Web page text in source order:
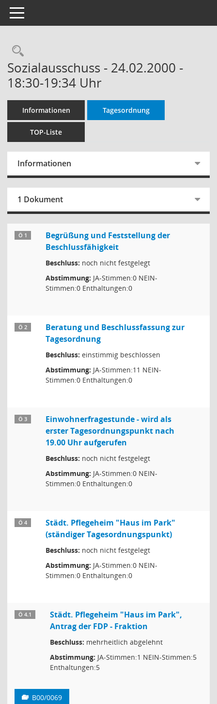
Toggle navigation
Rechercheauswahl
Sozialausschuss - 24.02.2000 -
18:30-19:34 Uhr
Informationen Tagesordnung
TOP-Liste
Informationen
1 Dokument
Ö 1
Begrüßung und Feststellung der
Beschlussfähigkeit
Beschluss: noch nicht festgelegt
Abstimmung: JA-Stimmen:0 NEIN-
Stimmen:0 Enthaltungen:0
Ö 2
Beratung und Beschlussfassung zur
Tagesordnung
Beschluss: einstimmig beschlossen
Abstimmung: JA-Stimmen:11 NEIN-
Stimmen:0 Enthaltungen:0
Ö 3
Einwohnerfragestunde - wird als
erster Tagesordnungspunkt nach
19.00 Uhr aufgerufen
Beschluss: noch nicht festgelegt
Abstimmung: JA-Stimmen:0 NEIN-
Stimmen:0 Enthaltungen:0
Ö 4
Städt. Pflegeheim "Haus im Park"
(ständiger Tagesordnungspunkt)
Beschluss: noch nicht festgelegt
Abstimmung: JA-Stimmen:0 NEIN-
Stimmen:0 Enthaltungen:0
Ö 4.1
Städt. Pflegeheim "Haus im Park",
Antrag der FDP - Fraktion
Beschluss: mehrheitlich abgelehnt
Abstimmung: JA-Stimmen:1 NEIN-Stimmen:5
Enthaltungen:5
B00/0069